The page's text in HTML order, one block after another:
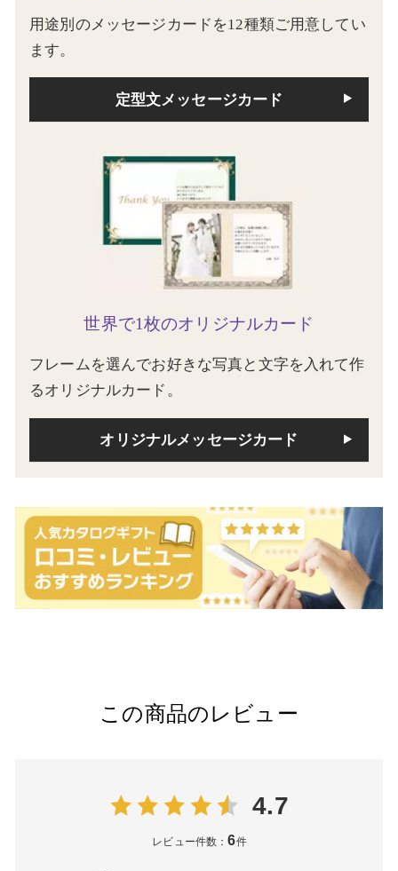
用途別のメッセージカードを12種類ご用意してい
ます。
定型文メッセージカード
世界で1枚のオリジナルカード
フレームを選んでお好きな写真と文字を入れて作
るオリジナルカード。
オリジナルメッセージカード
この商品のレビュー
4.7
レビュー件数：6件